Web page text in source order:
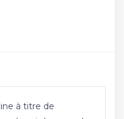
à titre de